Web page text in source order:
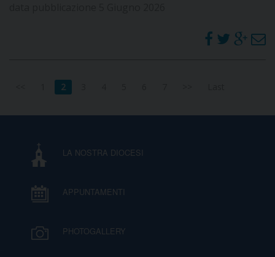
2
LA NOSTRA DIOCESI
APPUNTAMENTI
PHOTOGALLERY